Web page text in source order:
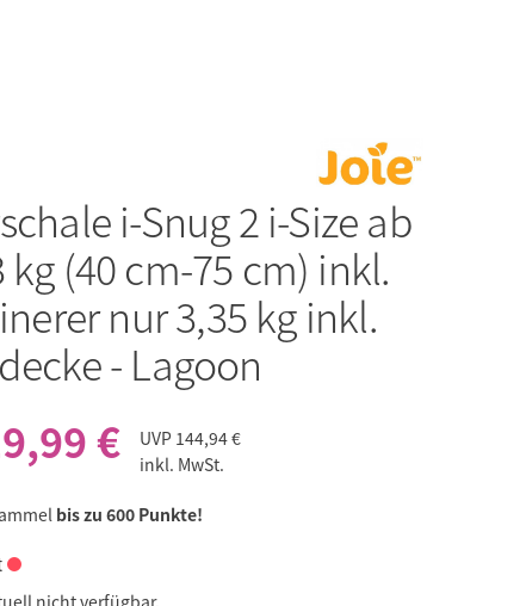
i-Snug 2 i-Size ab
kg (40 cm-75 cm) inkl.
nur 3,35 kg inkl.
- Lagoon
€ UVP 144,94 €
inkl. MwSt.
bis zu 600 Punkte!
nicht verfügbar.